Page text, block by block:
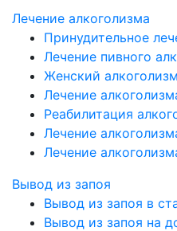
Лечение алкоголизма
Принудительное
Лечение пивного
Женский алкоголизм
Лечение
Реабилитация
Лечение
Лечение
Вывод из запоя
Вывод из запоя в
Вывод из запоя на